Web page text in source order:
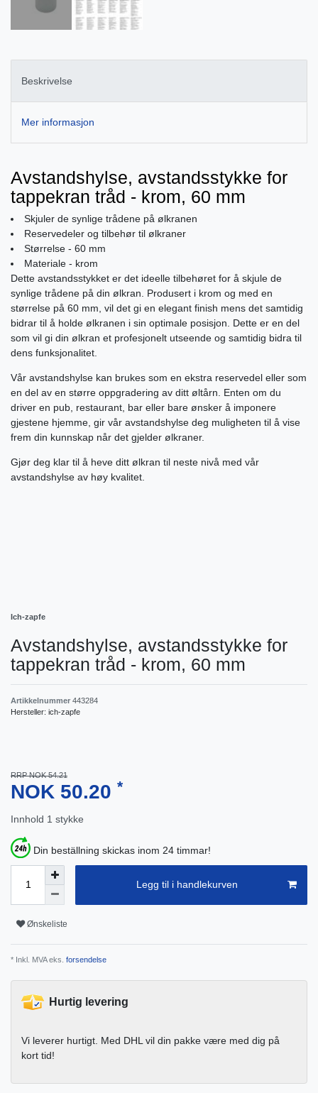
Beskrivelse
Mer informasjon
Avstandshylse, avstandsstykke for
tappekran tråd - krom, 60 mm
Skjuler de synlige trådene på ølkranen
Reservedeler og tilbehør til ølkraner
Størrelse - 60 mm
Materiale - krom
Dette avstandsstykket er det ideelle tilbehøret for å skjule de
synlige trådene på din ølkran. Produsert i krom og med en
størrelse på 60 mm, vil det gi en elegant finish mens det samtidig
bidrar til å holde ølkranen i sin optimale posisjon. Dette er en del
som vil gi din ølkran et profesjonelt utseende og samtidig bidra til
dens funksjonalitet.
Vår avstandshylse kan brukes som en ekstra reservedel eller som
en del av en større oppgradering av ditt øltårn. Enten om du
driver en pub, restaurant, bar eller bare ønsker å imponere
gjestene hjemme, gir vår avstandshylse deg muligheten til å vise
frem din kunnskap når det gjelder ølkraner.
Gjør deg klar til å heve ditt ølkran til neste nivå med vår
avstandshylse av høy kvalitet.
Ich-zapfe
Avstandshylse, avstandsstykke for
tappekran tråd - krom, 60 mm
Artikkelnummer 443284
Hersteller: ich-zapfe
RRP NOK 54.21
NOK 50.20 *
Innhold 1 stykke
Din beställning skickas inom 24 timmar!
Legg til i handlekurven
Ønskeliste
* Inkl. MVA eks. forsendelse
Hurtig levering
Vi leverer hurtigt. Med DHL vil din pakke være med dig på
kort tid!